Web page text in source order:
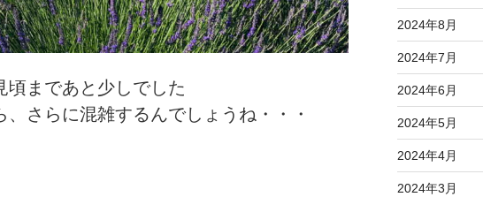
頃まであと少しでした
、さらに混雑するんでしょうね・・・
2024年8月
2024年7月
2024年6月
2024年5月
2024年4月
2024年3月